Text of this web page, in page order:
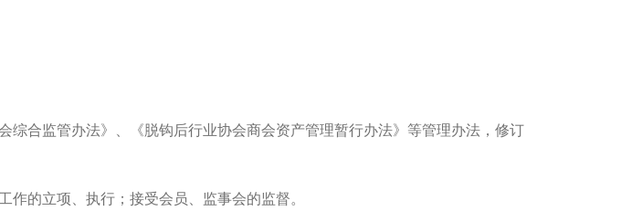
合监管办法》、《脱钩后行业协会商会资产管理暂行办法》等管理办法，修订
的立项、执行；接受会员、监事会的监督。